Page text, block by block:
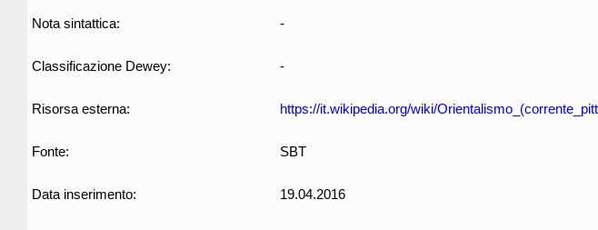
Nota sintattica: -
Classificazione Dewey: -
Risorsa esterna: https://it.wikipedia.org/wiki/
Fonte: SBT
Data inserimento: 19.04.2016